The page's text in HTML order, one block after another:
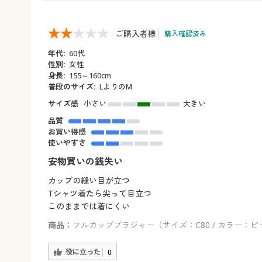
ご購入者様 購入確認済み
年代: 60代
性別: 女性
身長: 155～160cm
普段のサイズ: LよりのM
サイズ感 小さい
大きい
品質
お買い得感
使いやすさ
安物買いの銭失い
カッブの縫い目が立つ
Tシャツ着たら尖って目立つ
このままでは着にくい
商品： フルカップブラジャー（サイズ：C80 / カラー：ピ
役に立った 0